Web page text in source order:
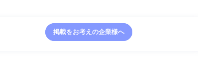
掲載をお考えの企業様へ